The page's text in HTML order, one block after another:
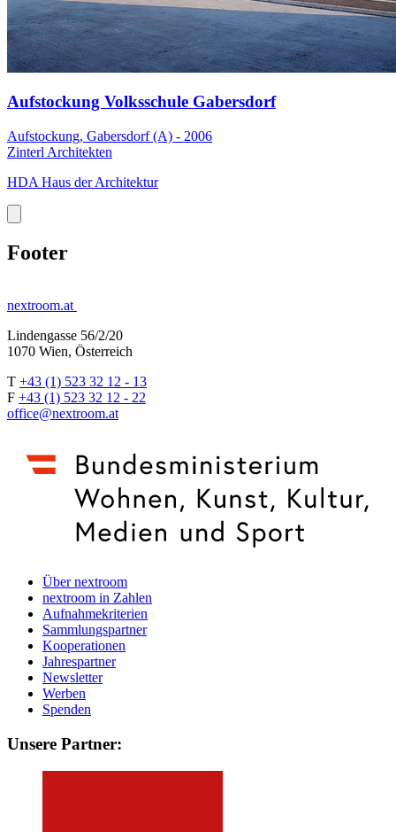
Aufstockung Volksschule Gabersdorf
Aufstockung, Gabersdorf (A) - 2006
Zinterl Architekten
HDA Haus der Architektur
Footer
nextroom.at
Lindengasse 56/2/20
1070 Wien, Österreich
T +43 (1) 523 32 12 - 13
F +43 (1) 523 32 12 - 22
office@nextroom.at
Über nextroom
nextroom in Zahlen
Aufnahmekriterien
Sammlungspartner
Kooperationen
Jahrespartner
Newsletter
Werben
Spenden
Unsere Partner: